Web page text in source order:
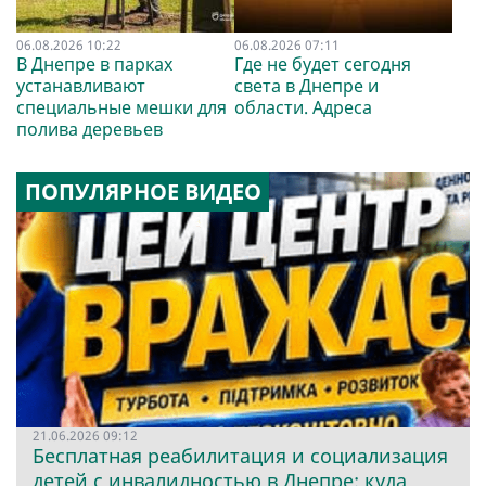
06.08.2026 10:22
В Днепре в парках
устанавливают
специальные мешки для
полива деревьев
06.08.2026 07:11
Где не будет сегодня
света в Днепре и
области. Адреса
ПОПУЛЯРНОЕ ВИДЕО
21.06.2026 09:12
Бесплатная реабилитация и социализация
детей с инвалидностью в Днепре: куда